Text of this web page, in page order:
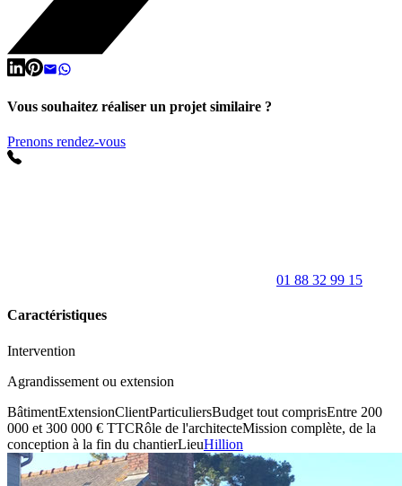
Vous souhaitez réaliser un projet similaire ?
Prenons rendez-vous
01 88 32 99 15
Caractéristiques
Intervention
Agrandissement ou extension
BâtimentExtensionClientParticuliersBudget tout comprisEntre 200
000 et 300 000 € TTCRôle de l'architecteMission complète, de la
conception à la fin du chantierLieuHillion